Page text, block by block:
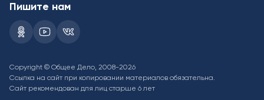
Пишите нам
Copyright © Общее Дело, 2008-2026
Ссылка на сайт при копировании материалов обязательна.
Сайт рекомендован для лиц старше 6 лет